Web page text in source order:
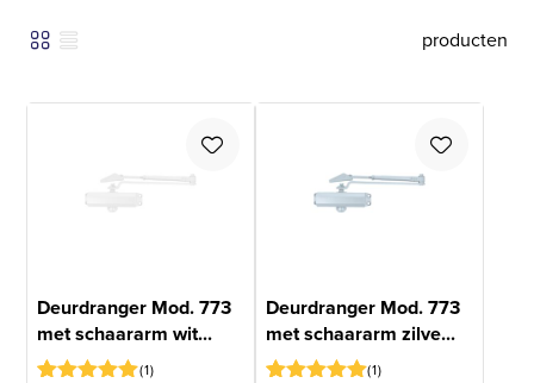
producten
Deurdranger Mod. 773
met schaararm wit...
1
Deurdranger Mod. 773
met schaararm zilve...
1